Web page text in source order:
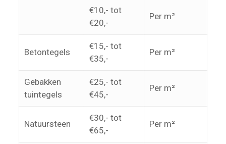
€10,- tot
€20,-
Per m²
Betontegels
€15,- tot
€35,-
Per m²
Gebakken
tuintegels
€25,- tot
€45,-
Per m²
Natuursteen
€30,- tot
€65,-
Per m²